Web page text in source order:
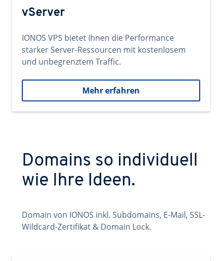
vServer
IONOS VPS bietet Ihnen die Performance
starker Server-Ressourcen mit kostenlosem
und unbegrenztem Traffic.
Mehr erfahren
Domains so individuell
wie Ihre Ideen.
Domain von IONOS inkl. Subdomains, E-Mail, SSL-
Wildcard-Zertifikat & Domain Lock.